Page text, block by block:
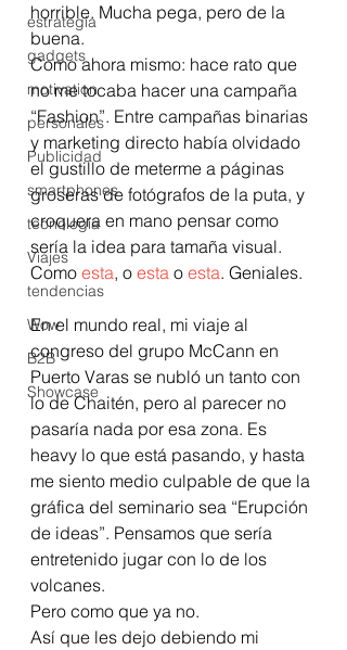
estrategia
gadgets
motivation
personales
Publicidad
smartphones
tecnología
Viajes
tendencias
Wow
B2B
Showcase
horrible. Mucha pega, pero de la
buena.
Como ahora mismo: hace rato que
no me tocaba hacer una campaña
“Fashion”. Entre campañas binarias
y marketing directo había olvidado
el gustillo de meterme a páginas
groseras de fotógrafos de la puta, y
croquera en mano pensar como
sería la idea para tamaña visual.
Como esta, o esta o esta. Geniales.
En el mundo real, mi viaje al
congreso del grupo McCann en
Puerto Varas se nubló un tanto con
lo de Chaitén, pero al parecer no
pasaría nada por esa zona. Es
heavy lo que está pasando, y hasta
me siento medio culpable de que la
gráfica del seminario sea “Erupción
de ideas”. Pensamos que sería
entretenido jugar con lo de los
volcanes.
Pero como que ya no.
Así que les dejo debiendo mi